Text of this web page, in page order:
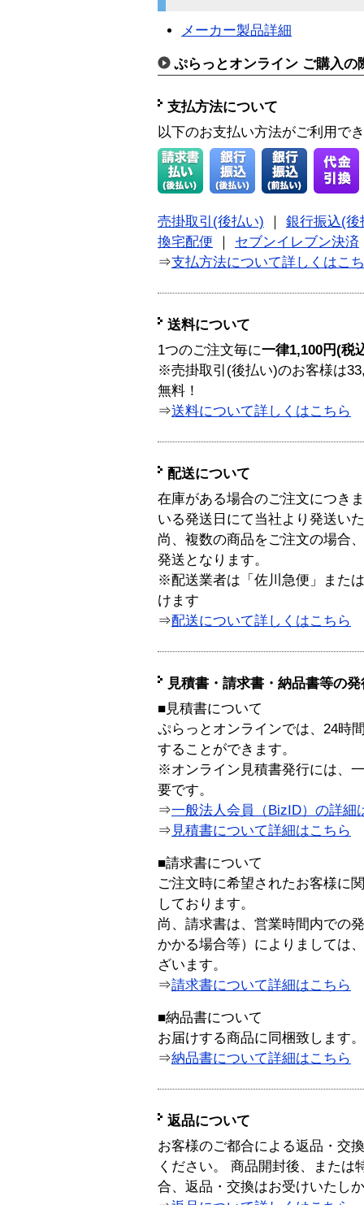
メーカー製品詳細
ぷらっとオンライン ご購入の
支払方法について
以下のお支払い方法がご利用で
売掛取引(後払い)
銀行振込(後
換宅配便
セブンイレブン決済
⇒支払方法について詳しくはこ
送料について
1つのご注文毎に一律1,100円(税
※売掛取引(後払い)のお客様は
無料！
⇒送料について詳しくはこちら
配送について
在庫がある場合のご注文につき
いる発送日にて当社より発送い
尚、複数の商品をご注文の場合
発送となります。
※配送業者は「佐川急便」また
けます
⇒配送について詳しくはこちら
見積書・請求書・納品書等の
■見積書について
ぷらっとオンラインでは、24時
することができます。
※オンライン見積書発行には、
要です。
⇒一般法人会員（BizID）の詳細
⇒ 見積書について詳細はこちら
■請求書について
ご注文時に希望されたお客様に
しております。
尚、請求書は、営業時間内での
かかる場合等）によりましては
ざいます。
⇒請求書について詳細はこちら
■納品書について
お届けする商品に同梱致します。
⇒納品書について詳細はこちら
返品について
お客様のご都合による返品・交
ください。 商品開封後、または
合、返品・交換はお受けいたし